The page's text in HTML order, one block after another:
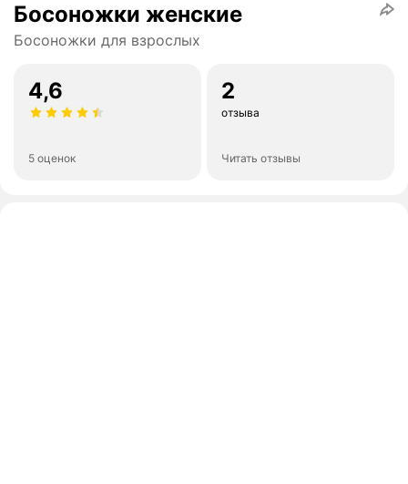
Босоножки женские
Босоножки для взрослых
4,6
5 оценок
2
отзыва
Читать отзывы